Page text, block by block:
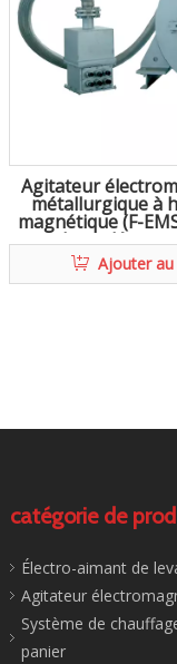
Agitateur
métallurgique à
magnétique (F-
de coulée
Ajouter
catégorie de
Électro-aimant de
Agitateur
Système de
panier